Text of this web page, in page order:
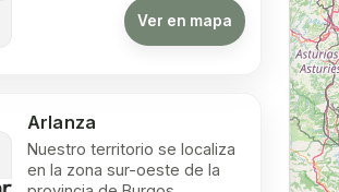
tu hogar y
frescura
Ver en mapa
Arlanza
Nuestro territorio se localiza
en la zona sur-oeste de la